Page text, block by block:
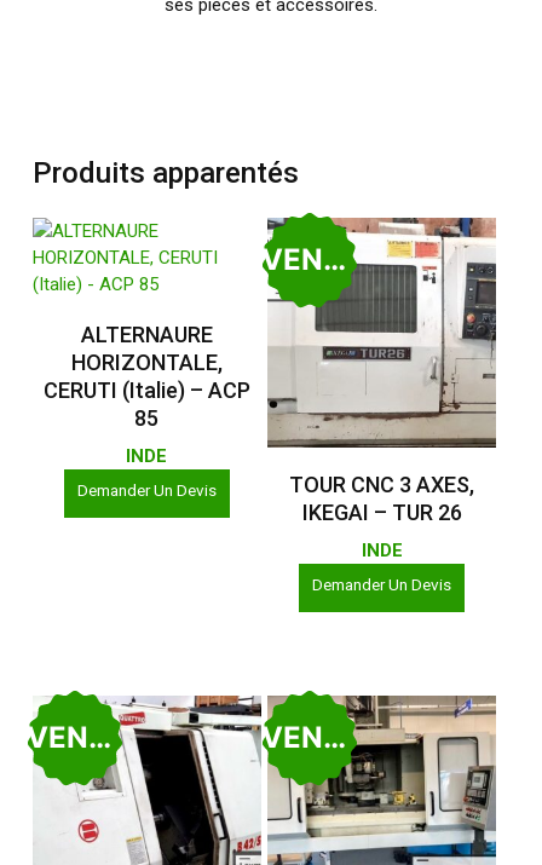
ses pièces et accessoires.
Produits apparentés
Lire La Suite
ALTERNAURE
HORIZONTALE,
CERUTI (Italie) – ACP
85
INDE
Demander Un Devis
VENDU
TOUR CNC 3 AXES,
IKEGAI – TUR 26
INDE
Demander Un Devis
VENDU VENDU